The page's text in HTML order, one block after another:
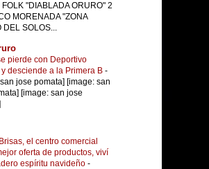
"DIABLADA ORURO" 2
MORENADA "ZONA
DEL SOLOS...
pierde con Deportivo
y desciende a la Primera B -
jose pomata] [image: san
[image: san jose
el centro comercial
oferta de productos, viví
espíritu navideño -